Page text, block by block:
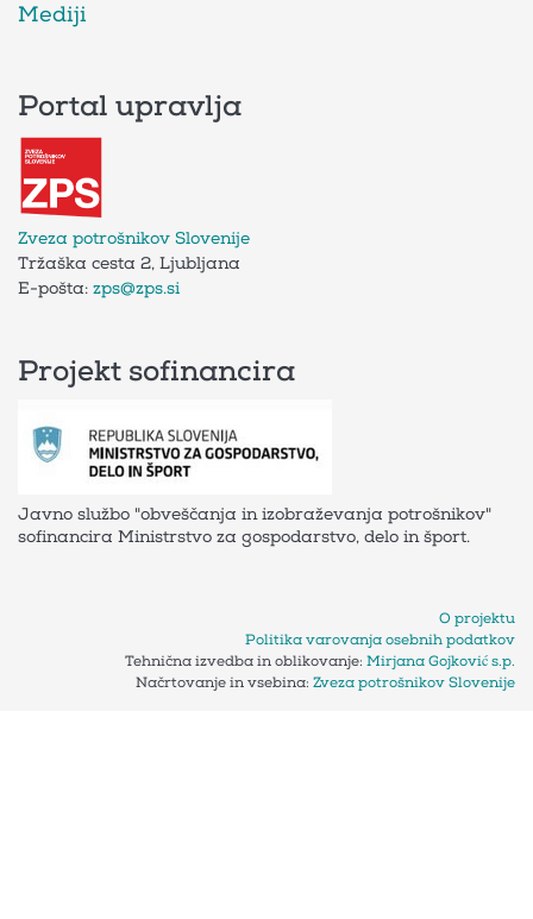
Mediji
Portal upravlja
Zveza potrošnikov Slovenije
Tržaška cesta 2, Ljubljana
E-pošta: zps@zps.si
Projekt sofinancira
Javno službo "obveščanja in izobraževanja potrošnikov"
sofinancira Ministrstvo za gospodarstvo, delo in šport.
O projektu
Politika varovanja osebnih podatkov
Tehnična izvedba in oblikovanje: Mirjana Gojković s.p.
Načrtovanje in vsebina: Zveza potrošnikov Slovenije